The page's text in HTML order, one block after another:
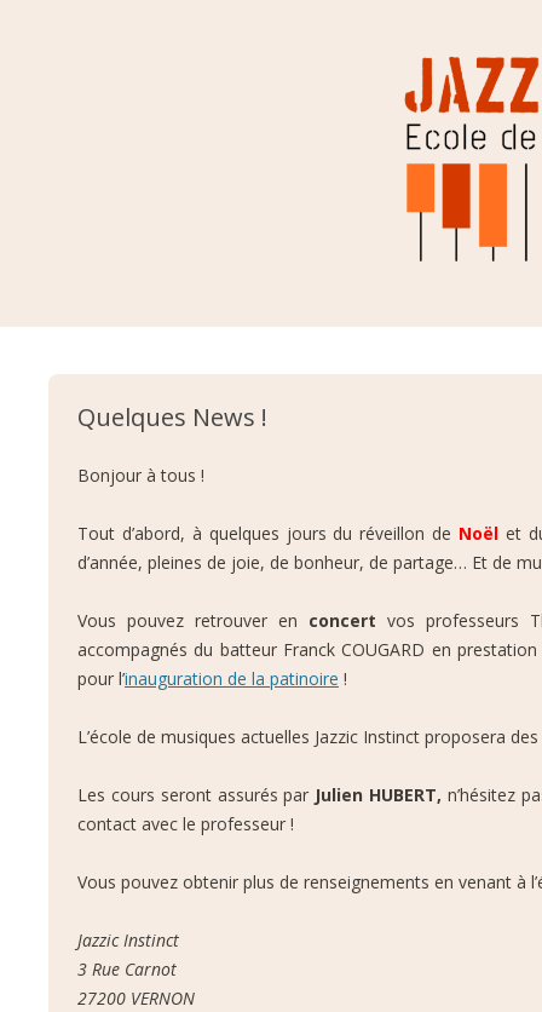
Aller au contenu
Quelques News !
Bonjour à tous !
Tout d’abord, à quelques jours du réveillon de Noël et
d’année, pleines de joie, de bonheur, de partage… Et de
Vous pouvez retrouver en concert vos professeurs
accompagnés du batteur Franck COUGARD en
pour l’inauguration de la patinoire !
L’école de musiques actuelles Jazzic Instinct proposera
Les cours seront assurés par Julien HUBERT, n’hésitez
contact avec le professeur !
Vous pouvez obtenir plus de renseignements en venant à
Jazzic Instinct
3 Rue Carnot
27200 VERNON